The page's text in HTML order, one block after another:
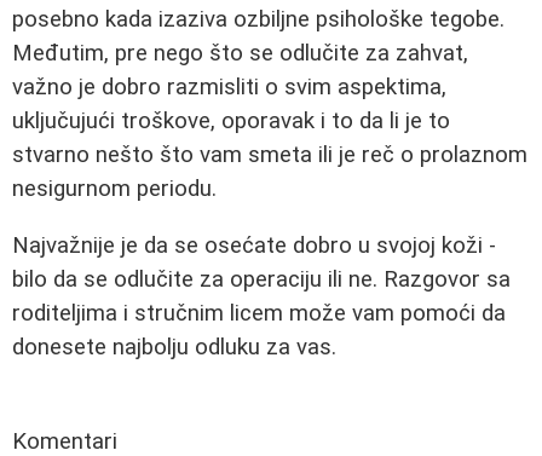
posebno kada izaziva ozbiljne psihološke tegobe.
Međutim, pre nego što se odlučite za zahvat,
važno je dobro razmisliti o svim aspektima,
uključujući troškove, oporavak i to da li je to
stvarno nešto što vam smeta ili je reč o prolaznom
nesigurnom periodu.
Najvažnije je da se osećate dobro u svojoj koži -
bilo da se odlučite za operaciju ili ne. Razgovor sa
roditeljima i stručnim licem može vam pomoći da
donesete najbolju odluku za vas.
Komentari